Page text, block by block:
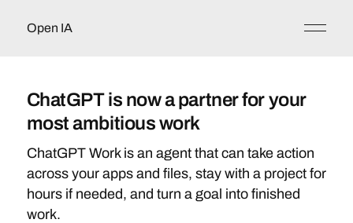
Open IA
ChatGPT is now a partner for your
most ambitious work
ChatGPT Work is an agent that can take action
across your apps and files, stay with a project for
hours if needed, and turn a goal into finished
work.